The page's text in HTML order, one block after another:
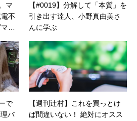
マ
不
ウ
【#0019】分解して「本質」を
引き出す達人、小野真由美さ
んに学ぶ
で
バ
【週刊辻村】これを買っとけ
ば間違いない！ 絶対にオスス